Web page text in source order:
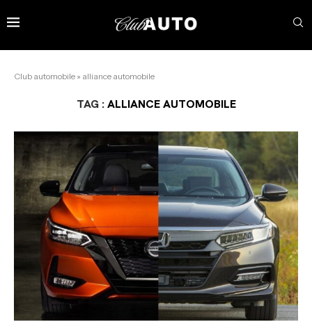
Club automobile » alliance automobile
TAG :ALLIANCE AUTOMOBILE